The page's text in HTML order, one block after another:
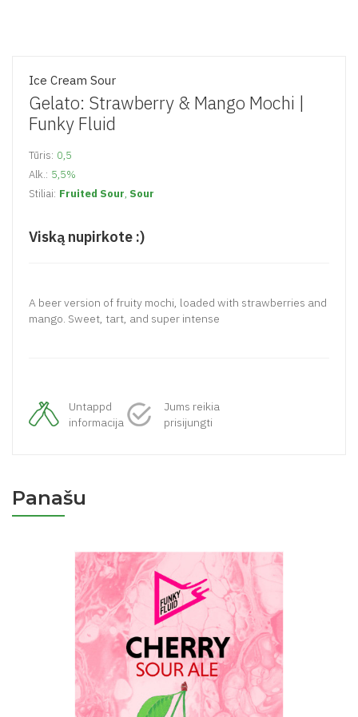
Ice Cream Sour
Gelato: Strawberry & Mango Mochi |
Funky Fluid
Tūris: 0,5
Alk.: 5,5%
Stiliai: Fruited Sour, Sour
Viską nupirkote :)
A beer version of fruity mochi, loaded with strawberries and
mango. Sweet, tart, and super intense
Untappd
informacija
Jums reikia
prisijungti
Panašu